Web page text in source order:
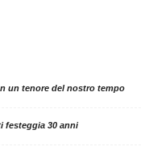
un tenore del nostro tempo
festeggia 30 anni